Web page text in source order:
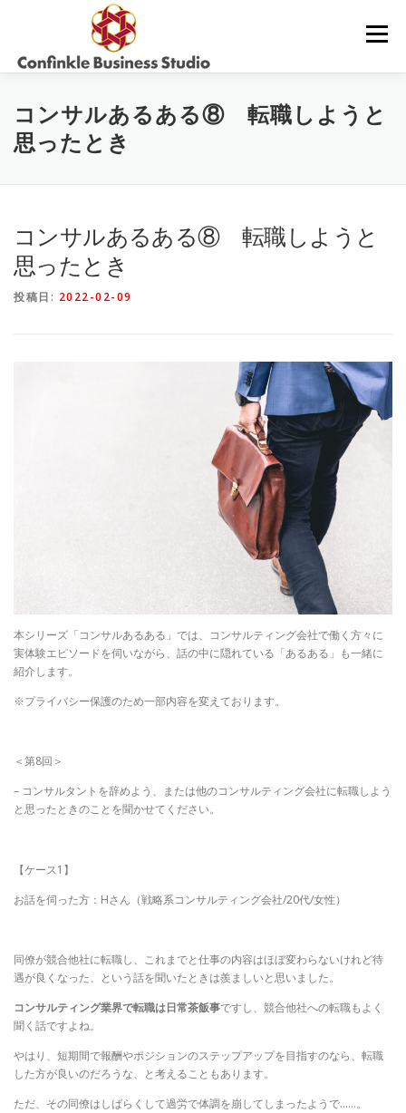
メニュー
サービス内容・料金 コラム お問合せ
コンサルあるある⑧ 転職しようと
思ったとき
コンサルあるある⑧ 転職しようと
思ったとき
投稿日: 2022-02-09
本シリーズ「コンサルあるある」では、コンサルティング会社で働く方々に
実体験エピソードを伺いながら、話の中に隠れている「あるある」も一緒に
紹介します。
※プライバシー保護のため一部内容を変えております。
＜第8回＞
– コンサルタントを辞めよう、または他のコンサルティング会社に転職しよう
と思ったときのことを聞かせてください。
【ケース1】
お話を伺った方：Hさん（戦略系コンサルティング会社/20代/女性）
同僚が競合他社に転職し、これまでと仕事の内容はほぼ変わらないけれど待
遇が良くなった、という話を聞いたときは羨ましいと思いました。
コンサルティング業界で転職は日常茶飯事ですし、競合他社への転職もよく
聞く話ですよね。
やはり、短期間で報酬やポジションのステップアップを目指すのなら、転職
した方が良いのだろうな、と考えることもあります。
ただ、その同僚はしばらくして過労で体調を崩してしまったようで……。